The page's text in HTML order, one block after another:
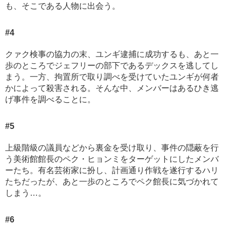
も、そこである人物に出会う。
#4
クァク検事の協力の末、ユンギ逮捕に成功するも、あと一
歩のところでジェフリーの部下であるデックスを逃してし
まう。一方、拘置所で取り調べを受けていたユンギが何者
かによって殺害される。そんな中、メンバーはあるひき逃
げ事件を調べることに。
#5
上級階級の議員などから裏金を受け取り、事件の隠蔽を行
う美術館館長のペク・ヒョンミをターゲットにしたメンバ
ーたち。有名芸術家に扮し、計画通り作戦を遂行するハリ
たちだったが、あと一歩のところでペク館長に気づかれて
しまう…。
#6